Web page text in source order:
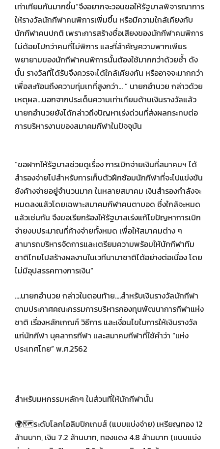
เท่าเทียมกันมากขึ้น“จึงอยากจะวอนขอให้รัฐบาลพิจารณาการ
ให้รางวัลนักกีฬาคนพิการเพิ่มขึ้น หรือมีความใกล้เคียงกับ
นักกีฬาคนปกติ เพราะการสร้างชื่อเสียงของนักกีฬาคนพิการ
ไม่ด้อยไปกว่าคนที่ไม่พิการ และที่สำคัญความพากเพียร
พยายามของนักกีฬาคนพิการนั้นต้องใช้มากกว่าด้วยซ้ำ ดัง
นั้น รางวัลที่ได้รับจึงควรจะได้ใกล้เคียงกัน หรืออาจจะมากกว่า
เพื่อสะท้อนถึงความทุ่มเทที่สูงกว่า… “ นายกอำนวย กล่าวด้วย
เหตุผล…นอกจากประเด็นความเท่าเทียมด้านเงินรางวัลแล้ว
นายกอำนวยยังได้กล่าวถึงปัญหาเร่งด่วนที่ส่งผลกระทบต่อ
การบริหารงานของสมาคมกีฬาในปัจจุบัน
“ขอฝากให้รัฐบาลช่วยดูเรื่อง การเบิกจ่ายเงินที่สมาคมฯ ได้
สำรองจ่ายไปสำหรับการเก็บตัวฝึกซ้อมนักกีฬาที่จะไปแข่งขัน
ยังค้างจ่ายอยู่จำนวนมาก ในหลายสมาคม เงินสำรองกำลังจะ
หมดลงแล้วโดยเฉพาะสมาคมกีฬาคนตาบอด ซึ่งใกล้จะหมด
แล้วเช่นกัน จึงขอเรียกร้องให้รัฐบาลเร่งแก้ไขปัญหาการเบิก
จ่ายงบประมาณที่ค้างจ่ายทั้งหมด เพื่อให้สมาคมต่าง ๆ
สามารถบริหารจัดการและเตรียมความพร้อมให้นักกีฬาทีม
ชาติไทยไปสร้างผลงานในเวทีนานาชาติได้อย่างต่อเนื่อง โดย
ไม่มีอุปสรรคทางการเงิน“
….นายกอำนวย กล่าวในตอนท้าย….สำหรับเงินรางวัลนักกีฬา
ตามประกาศคณะกรรมการบริหารกองทุนพัฒนาการกีฬาแห่ง
ชาติ เรื่องหลักเกณฑ์ วิธีการ และเงื่อนไขในการให้เงินรางวัล
แก่นักกีฬา บุคลากรกีฬา และสมาคมกีฬาที่ใช้คำว่า “แห่ง
ประเทศไทย” พ.ศ.2562
สำหรับมหกรรมหลักๆ ในส่วนที่ให้นักกีฬานั้น
🌍🗺ระดับโลกโอลิมปิกเกมส์ (แบบแบ่งจ่าย) เหรียญทอง 12
ล้านบาท, เงิน 7.2 ล้านบาท, ทองแดง 4.8 ล้านบาท (แบบแบ่ง